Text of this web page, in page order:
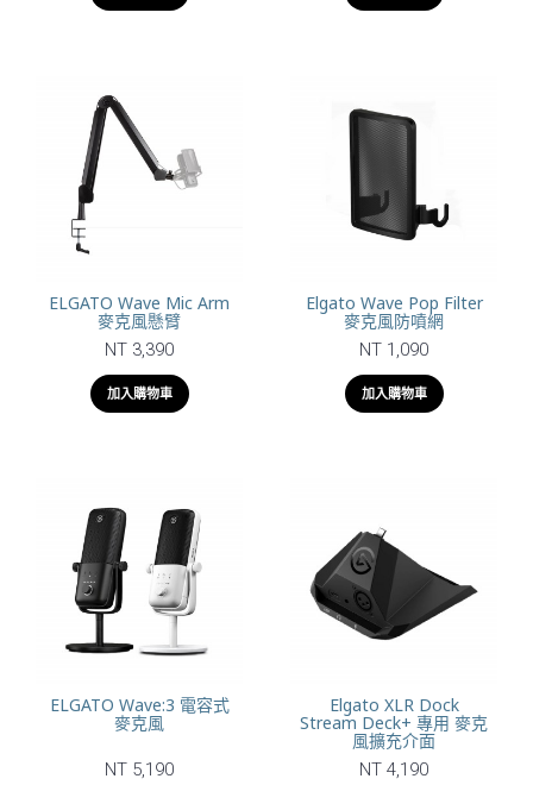
ELGATO Wave Mic Arm
麥克風懸臂
NT 3,390
加入購物車
Elgato Wave Pop Filter
麥克風防噴網
NT 1,090
加入購物車
ELGATO Wave:3 電容式
麥克風
NT 5,190
Elgato XLR Dock
Stream Deck+ 專用 麥克
風擴充介面
NT 4,190